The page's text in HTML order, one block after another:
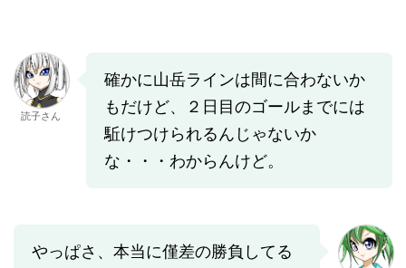
読子さん
確かに山岳ラインは間に合わないか
もだけど、２日目のゴールまでには
駈けつけられるんじゃないか
な・・・わからんけど。
やっぱさ、本当に僅差の勝負してる